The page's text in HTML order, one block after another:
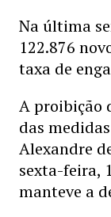
Na última
122.876
taxa de
A proibição
das
Alexandre
sexta-feira,
manteve a